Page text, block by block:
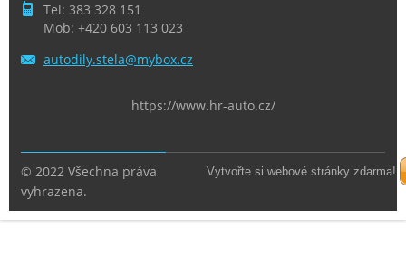
Tel: 383 328 151
Mob: +420 603 113 023
autodily.stela@mybox.cz
https://www.hr-auto.cz/
© 2022 Všechna práva
vyhrazena.
Vytvořte si webové stránky zdarma!